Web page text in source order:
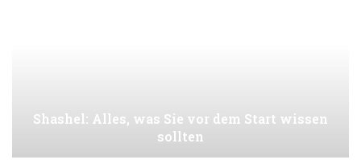
Shashel: Alles, was Sie vor dem Start wissen
sollten